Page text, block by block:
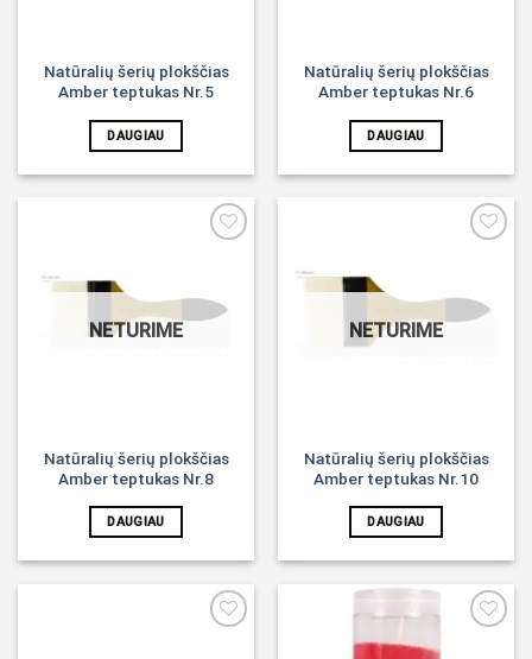
Natūralių šerių plokščias
Amber teptukas Nr.5
DAUGIAU
Natūralių šerių plokščias
Amber teptukas Nr.6
DAUGIAU
Noriu!
NETURIME
Natūralių šerių plokščias
Amber teptukas Nr.8
DAUGIAU
Noriu!
NETURIME
Natūralių šerių plokščias
Amber teptukas Nr.10
DAUGIAU